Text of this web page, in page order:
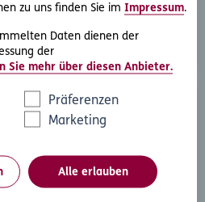
zu uns finden Sie im Impressum.
Daten dienen der
der
Sie mehr über diesen Anbieter.
Präferenzen
Marketing
Alle erlauben
melden